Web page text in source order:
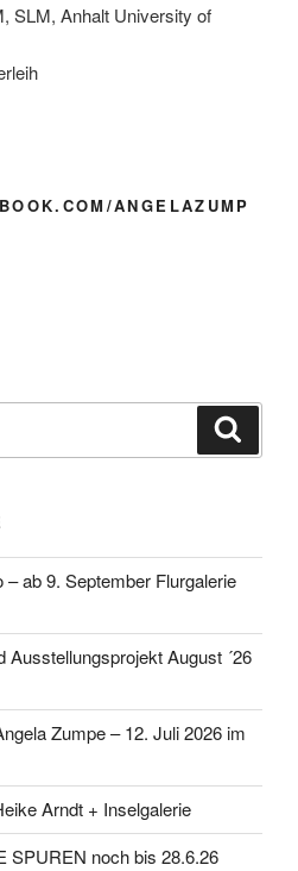
SLM, Anhalt University of
ANGELAZUMP
ab 9. September Flurgalerie
August ´26
Zumpe – 12. Juli 2026 im
Arndt + Inselgalerie
SPUREN noch bis 28.6.26